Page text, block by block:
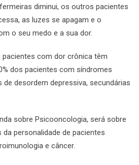
diminui, os outros pacientes
as luzes se apagam e o
o seu medo e a sua dor.
pacientes com dor crônica têm
dos pacientes com síndromes
desordem depressiva, secundárias
sobre Psicooncologia, será sobre
personalidade de pacientes
e câncer.